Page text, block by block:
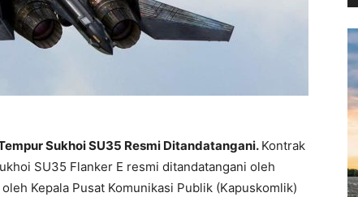
Sukhoi SU35 Resmi Ditandatangani. Kontrak
SU35 Flanker E resmi ditandatangani oleh
Kepala Pusat Komunikasi Publik (Kapuskomlik)